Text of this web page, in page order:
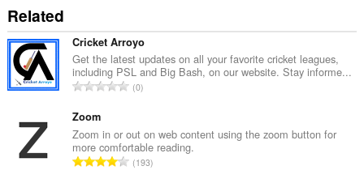
Related
Cricket Arroyo
Get the latest updates on all your favorite cricket leagues,
including PSL and Big Bash, on our website. Stay informe...
Σ
ο
λ
ο
0
Zoom
Zoom in or out on web content using the zoom button for
more comfortable reading.
Σ193